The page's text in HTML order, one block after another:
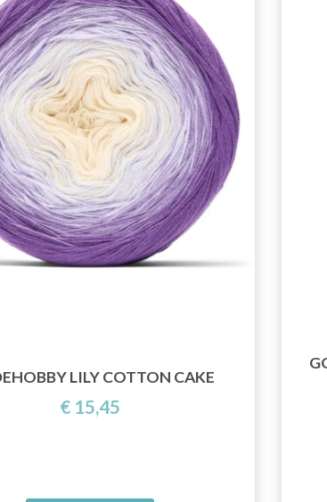
LILY COTTON CAKE
€ 15,45